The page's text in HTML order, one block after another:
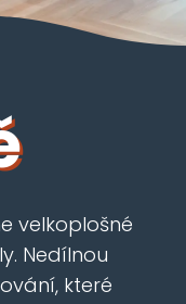
velkoplošné
Nedílnou
které